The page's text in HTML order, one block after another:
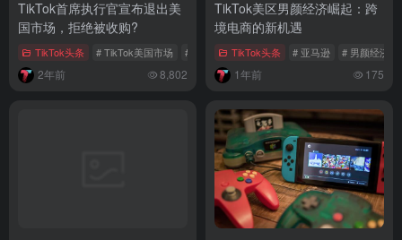
TikTok首席执行官宣布退出美
国市场，拒绝被收购?
TikTok头条 # TikTok美国市场 # TikTok被收购 # TikTok
2年前 8,802
TikTok美区男颜经济崛起：跨
境电商的新机遇
TikTok头条 # 亚马逊 # 男颜经济
1年前 175